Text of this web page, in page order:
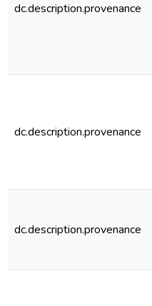
dc.description.provenance
dc.description.provenance
dc.description.provenance